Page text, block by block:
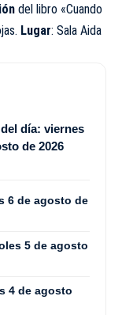
del libro «Cuando
Lugar: Sala Aida
día: viernes
de 2026
6 de agosto de
5 de agosto
4 de agosto